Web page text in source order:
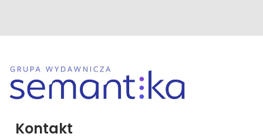
Kontakt